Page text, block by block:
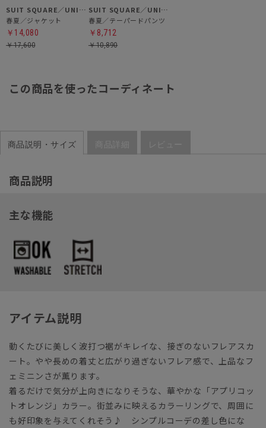
SUIT SQUARE／UNIVERSAL LANGUAGE／WHITE
春夏／ジャケット
￥14,080
￥17,600
SUIT SQUARE／UNIVERSAL LANGUAGE／WHITE
春夏／テーパードパンツ
￥8,712
￥10,890
この商品を使ったコーディネート
商品説明・サイズ 商品詳細 レビュー
商品説明
主な機能
アイテム説明
動くたびに美しく波打つ裾がキレイな、接ぎのないフレアスカ
ート。やや長めの着丈と広がり過ぎないフレア感で、上品なフ
ェミニンさが薫ります。
着るだけで気分が上向きになりそうな、華やかな「アプリコッ
トオレンジ」カラー。街並みに映えるカラーリングで、周囲に
も好印象を与えてくれそう♪ シンプルコーデの差し色にな